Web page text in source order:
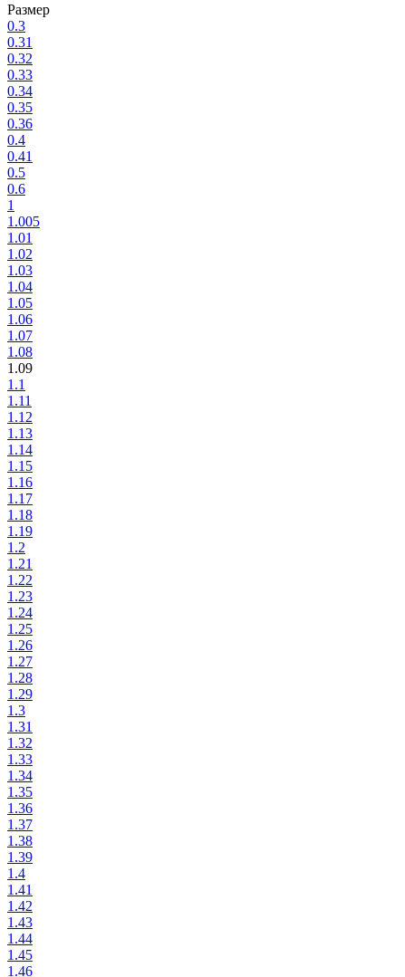
Размер
0.3
0.31
0.32
0.33
0.34
0.35
0.36
0.4
0.41
0.5
0.6
1
1.005
1.01
1.02
1.03
1.04
1.05
1.06
1.07
1.08
1.09
1.1
1.11
1.12
1.13
1.14
1.15
1.16
1.17
1.18
1.19
1.2
1.21
1.22
1.23
1.24
1.25
1.26
1.27
1.28
1.29
1.3
1.31
1.32
1.33
1.34
1.35
1.36
1.37
1.38
1.39
1.4
1.41
1.42
1.43
1.44
1.45
1.46